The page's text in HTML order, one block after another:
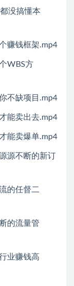
没搞懂本
赚钱框架.mp4
WBS方
不缺项目.mp4
能卖出去.mp4
能卖爆单.mp4
源不断的新订
的任督二
的流量管
业赚钱高